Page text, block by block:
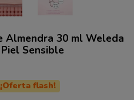
Almendra 30 ml Weleda
Sensible
¡Oferta flash!